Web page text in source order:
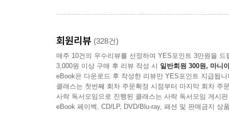
할 수 있다. 그 밤은 여지껏 많은 사람들을 삼켜왔
속이다. 그러니까, 살아라.
--- p.45~46, 「천장과 바닥」 중에서
사람과 사람 사이에는 적정한 거리감이라는 게
하면 둘 사이를 잇고 있는 다리가 붕괴된다. 인간
“사람들은 아프기 전과 후의 내가 다르다고 말
때 옳은 이야기를 하기보다 청년들에게 실질
시행착오를 하지 않기를 바라고 불행하거나 외
바란다.” (_p.217)
망했다고 생각하고 있을 오늘 밤의 당신들에게
“망하려면 아직 멀었다”
회원리뷰 (328건)
매주 10건의 우수리뷰를 선정하여 YES포인트 3만원을 드
3,000원 이상 구매 후 리뷰 작성 시 일반회원 300원, 마니
eBook은 다운로드 후 작성한 리뷰만 YES포인트 지급됩니
클래스는 첫번째 회차 주문확정 시점부터 마지막 회차 주
사락 독서모임으로 진행된 클래스는 사락 독서모임 게시
eBook 페이백, CD/LP, DVD/Blu-ray, 패션 및 판매금지 상